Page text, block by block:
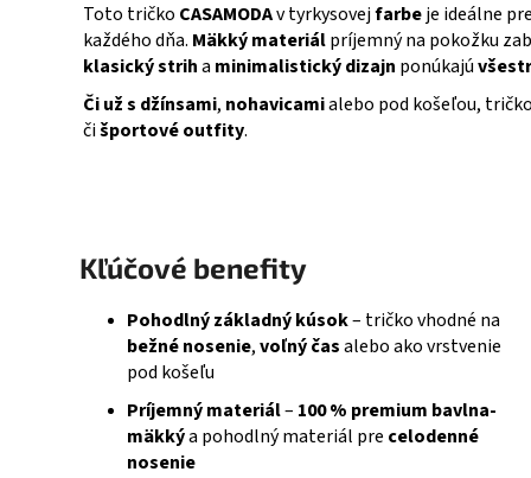
Toto tričko CASAMODAv tyrkysovejfarbeje ideálne
každého dňa. Mäkký materiálpríjemný na pokožku
klasický striha minimalistický dizajn ponúkajú
Či už s džínsami, nohavicamialebo pod košeľou,
čišportové outfity.
Kľúčové benefity
Pohodlný základný kúsok– tričko vhodné na
bežné nosenie,voľný časalebo ako vrstvenie
pod košeľu
Príjemný materiál– 100 % premium bavlna-
mäkkýa pohodlný materiál pre celodenné
nosenie